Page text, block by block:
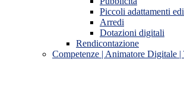
Piccoli adattamenti
Arredi
Dotazioni digitali
Rendicontazione
Competenze | Animatore Digitale